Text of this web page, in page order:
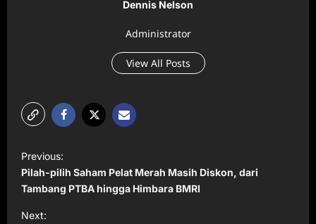
Dennis Nelson
Administrator
View All Posts
o
s
t
Previous:
Pilah-pilih Saham Pelat Merah Masih Diskon, dari
Tambang PTBA hingga Himbara BMRI
Next: